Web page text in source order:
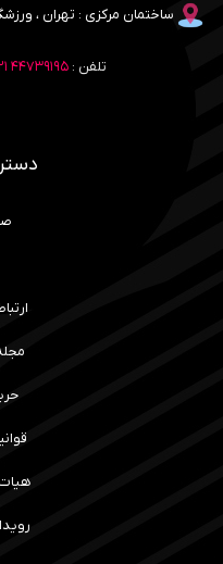
ساختمان مرکزی : تهران ،
تلفن :۴۴۷۳۹۱۹۵ ۰۲۱